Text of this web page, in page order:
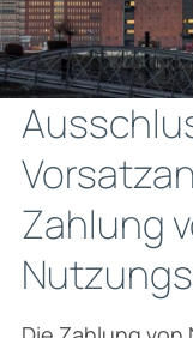
Zahlung